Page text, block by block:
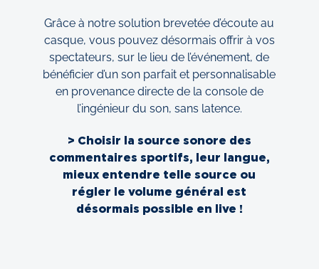
Grâce à notre solution brevetée d’écoute au
casque, vous pouvez désormais offrir à vos
spectateurs, sur le lieu de l’événement, de
bénéficier d’un son parfait et personnalisable
en provenance directe de la console de
l’ingénieur du son, sans latence.
> Choisir la source sonore des
commentaires sportifs, leur langue,
mieux entendre telle source ou
régler le volume général est
désormais possible en live !